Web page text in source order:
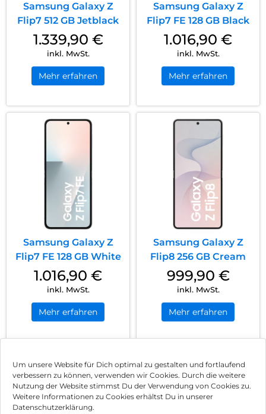
Um unsere Website für Dich optimal zu gestalten und fortlaufend
verbessern zu können, verwenden wir Cookies. Durch die weitere
Nutzung der Website stimmst Du der Verwendung von Cookies zu.
Weitere Informationen zu Cookies erhältst Du in unserer
Datenschutzerklärung.
Samsung Galaxy Z
Flip7 512 GB Jetblack
1.339,90 €
inkl. MwSt.
Mehr erfahren
Samsung Galaxy Z
Flip7 FE 128 GB Black
1.016,90 €
inkl. MwSt.
Mehr erfahren
Samsung Galaxy Z
Flip7 FE 128 GB White
1.016,90 €
inkl. MwSt.
Mehr erfahren
Samsung Galaxy Z
Flip8 256 GB Cream
999,90 €
inkl. MwSt.
Mehr erfahren
1 2 Nächste
Impressum